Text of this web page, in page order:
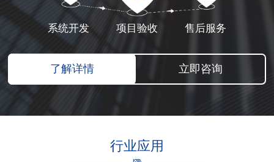
系统开发 项目验收 售后服务
了解详情 立即咨询
行业应用